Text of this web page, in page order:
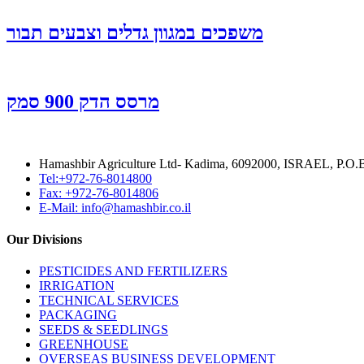
משפכים במגוון גדלים וצבעים תבור
מרסס הדק 900 סמק
Hamashbir Agriculture Ltd- Kadima, 6092000, ISRAEL,
Tel:+972-76-8014800
Fax: +972-76-8014806
E-Mail: info@hamashbir.co.il
Our Divisions
PESTICIDES AND FERTILIZERS
IRRIGATION
TECHNICAL SERVICES
PACKAGING
SEEDS & SEEDLINGS
GREENHOUSE
OVERSEAS BUSINESS DEVELOPMENT